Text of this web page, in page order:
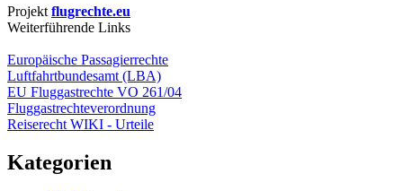
Projekt flugrechte.eu
Weiterführende Links
Europäische Passagierrechte
Luftfahrtbundesamt (LBA)
EU Fluggastrechte VO 261/04
Fluggastrechteverordnung
Reiserecht WIKI - Urteile
Kategorien